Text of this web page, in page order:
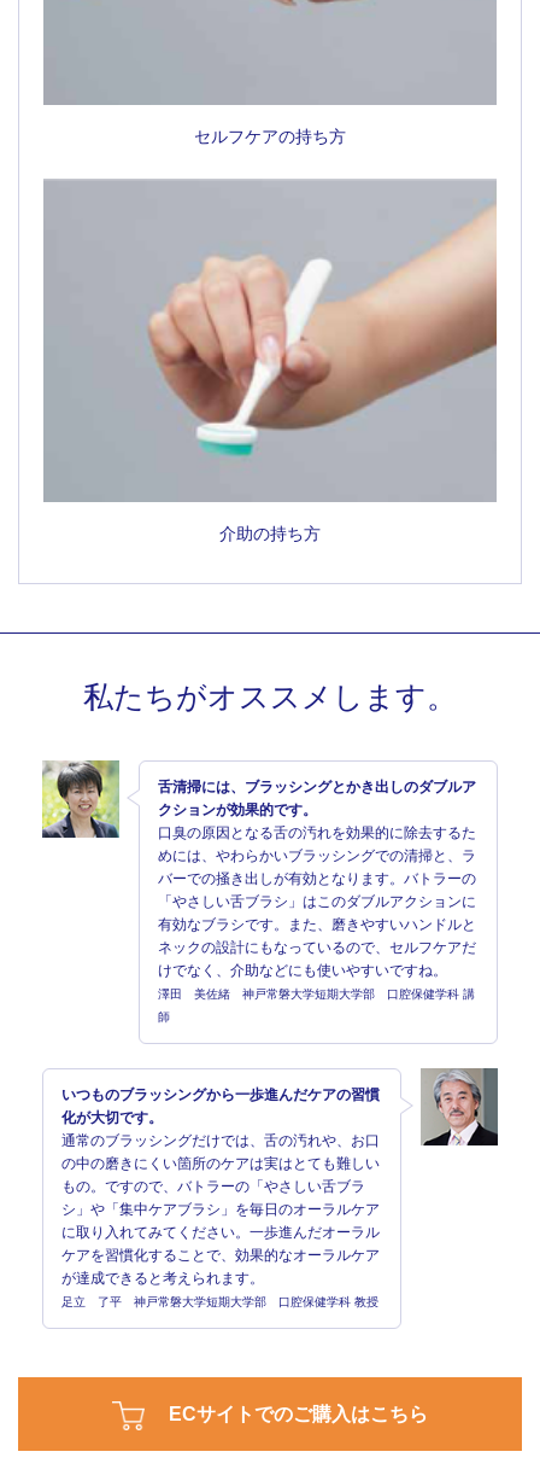
セルフケアの持ち方
介助の持ち方
私たちがオススメします。
舌清掃には、ブラッシングとかき出しのダブルア
クションが効果的です。
口臭の原因となる舌の汚れを効果的に除去するた
めには、やわらかいブラッシングでの清掃と、ラ
バーでの掻き出しが有効となります。バトラーの
「やさしい舌ブラシ」はこのダブルアクションに
有効なブラシです。また、磨きやすいハンドルと
ネックの設計にもなっているので、セルフケアだ
けでなく、介助などにも使いやすいですね。
澤田 美佐緒 神戸常磐大学短期大学部 口腔保健学科 講
師
いつものブラッシングから一歩進んだケアの習慣
化が大切です。
通常のブラッシングだけでは、舌の汚れや、お口
の中の磨きにくい箇所のケアは実はとても難しい
もの。ですので、バトラーの「やさしい舌ブラ
シ」や「集中ケアブラシ」を毎日のオーラルケア
に取り入れてみてください。一歩進んだオーラル
ケアを習慣化することで、効果的なオーラルケア
が達成できると考えられます。
足立 了平 神戸常磐大学短期大学部 口腔保健学科 教授
ECサイトでのご購入はこちら